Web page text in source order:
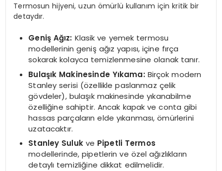
Termosun hijyeni, uzun ömürlü kullanım için kritik bir
detaydır.
Geniş Ağız: Klasik ve yemek termosu
modellerinin geniş ağız yapısı, içine fırça
sokarak kolayca temizlenmesine olanak tanır.
Bulaşık Makinesinde Yıkama: Birçok modern
Stanley serisi (özellikle paslanmaz çelik
gövdeler), bulaşık makinesinde yıkanabilme
özelliğine sahiptir. Ancak kapak ve conta gibi
hassas parçaların elde yıkanması, ömürlerini
uzatacaktır.
Stanley Sulukve Pipetli Termos
modellerinde, pipetlerin ve özel ağızlıkların
detaylı temizliğine dikkat edilmelidir.